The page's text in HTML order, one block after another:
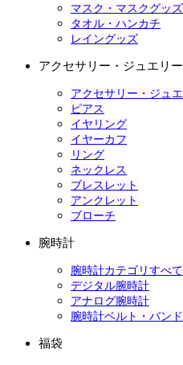
マスク・マスクグッズ
タオル・ハンカチ
レイングッズ
アクセサリー・ジュエリー
アクセサリー・ジュ
ピアス
イヤリング
イヤーカフ
リング
ネックレス
ブレスレット
アンクレット
ブローチ
腕時計
腕時計カテゴリすべて
デジタル腕時計
アナログ腕時計
腕時計ベルト・バンド
福袋